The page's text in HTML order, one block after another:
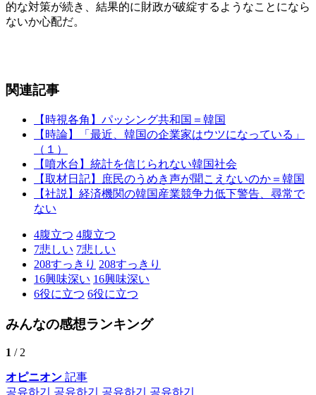
的な対策が続き、結果的に財政が破綻するようなことになら
ないか心配だ。
関連記事
【時視各角】パッシング共和国＝韓国
【時論】「最近、韓国の企業家はウツになっている」
（１）
【噴水台】統計を信じられない韓国社会
【取材日記】庶民のうめき声が聞こえないのか＝韓国
【社説】経済機関の韓国産業競争力低下警告、尋常で
ない
4腹立つ 4腹立つ
7悲しい 7悲しい
208すっきり 208すっきり
16興味深い 16興味深い
6役に立つ 6役に立つ
みんなの感想ランキング
1 / 2
オピニオン 記事
공유하기
공유하기 공유하기 공유하기